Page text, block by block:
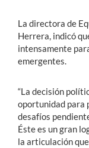
La directora de
Herrera, indicó
intensamente
emergentes.
“La decisión
oportunidad para
desafíos
Éste es un gran
la articulación